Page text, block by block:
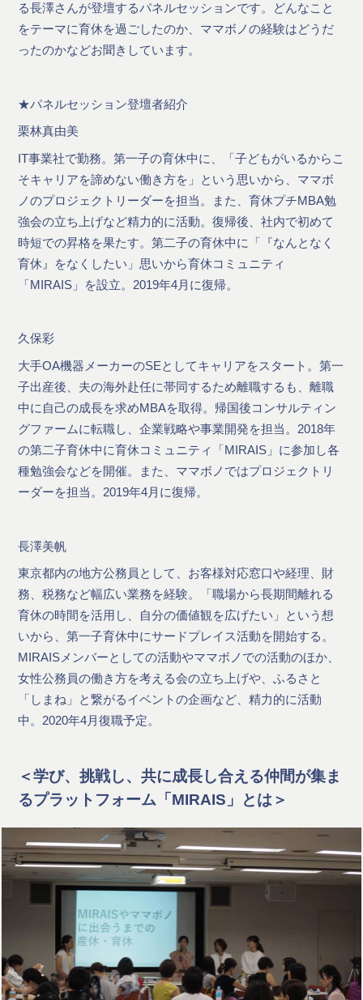
る長澤さんが登壇するパネルセッションです。どんなこと
をテーマに育休を過ごしたのか、ママボノの経験はどうだ
ったのかなどお聞きしています。
★パネルセッション登壇者紹介
栗林真由美
IT事業社で勤務。第一子の育休中に、「子どもがいるからこ
そキャリアを諦めない働き方を」という思いから、ママボ
ノのプロジェクトリーダーを担当。また、育休プチMBA勉
強会の立ち上げなど精力的に活動。復帰後、社内で初めて
時短での昇格を果たす。第二子の育休中に「『なんとなく
育休』をなくしたい」思いから育休コミュニティ
「MIRAIS」を設立。2019年4月に復帰。
久保彩
大手OA機器メーカーのSEとしてキャリアをスタート。第一
子出産後、夫の海外赴任に帯同するため離職するも、離職
中に自己の成長を求めMBAを取得。帰国後コンサルティン
グファームに転職し、企業戦略や事業開発を担当。2018年
の第二子育休中に育休コミュニティ「MIRAIS」に参加し各
種勉強会などを開催。また、ママボノではプロジェクトリ
ーダーを担当。2019年4月に復帰。
長澤美帆
東京都内の地方公務員として、お客様対応窓口や経理、財
務、税務など幅広い業務を経験。「職場から長期間離れる
育休の時間を活用し、自分の価値観を広げたい」という想
いから、第一子育休中にサードプレイス活動を開始する。
MIRAISメンバーとしての活動やママボノでの活動のほか、
女性公務員の働き方を考える会の立ち上げや、ふるさと
「しまね」と繋がるイベントの企画など、精力的に活動
中。2020年4月復職予定。
＜学び、挑戦し、共に成長し合える仲間が集ま
るプラットフォーム「MIRAIS」とは＞